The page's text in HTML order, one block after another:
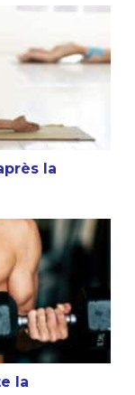
musculation ?
la
?
la